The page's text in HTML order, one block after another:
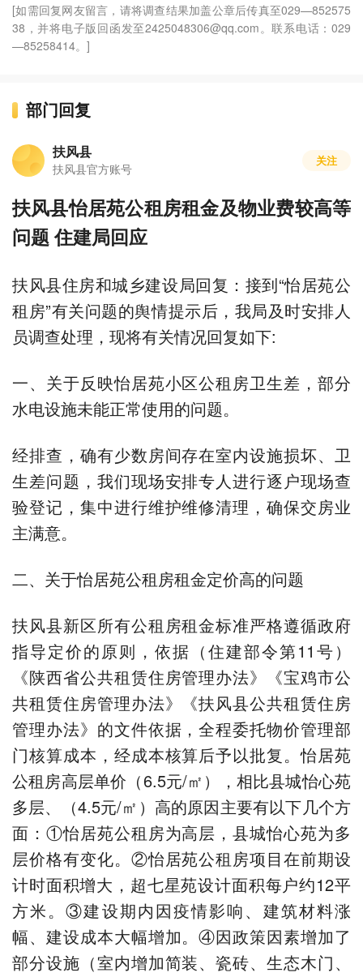
[如需回复网友留言，请将调查结果加盖公章后传真至029—852575
38，并将电子版回函发至2425048306@qq.com。联系电话：029
—85258414。]
部门回复
扶风县
扶风县官方账号
关注
扶风县怡居苑公租房租金及物业费较高等
问题 住建局回应
扶风县住房和城乡建设局回复：接到“怡居苑公
租房”有关问题的舆情提示后，我局及时安排人
员调查处理，现将有关情况回复如下:
一、关于反映怡居苑小区公租房卫生差，部分
水电设施未能正常使用的问题。
经排查，确有少数房间存在室内设施损坏、卫
生差问题，我们现场安排专人进行逐户现场查
验登记，集中进行维护维修清理，确保交房业
主满意。
二、关于怡居苑公租房租金定价高的问题
扶风县新区所有公租房租金标准严格遵循政府
指导定价的原则，依据（住建部令第11号）
《陕西省公共租赁住房管理办法》《宝鸡市公
共租赁住房管理办法》《扶风县公共租赁住房
管理办法》的文件依据，全程委托物价管理部
门核算成本，经成本核算后予以批复。怡居苑
公租房高层单价（6.5元/㎡），相比县城怡心苑
多层、（4.5元/㎡）高的原因主要有以下几个方
面：①怡居苑公租房为高层，县城怡心苑为多
层价格有变化。②怡居苑公租房项目在前期设
计时面积增大，超七星苑设计面积每户约12平
方米。③建设期内因疫情影响、建筑材料涨
幅、建设成本大幅增加。④因政策因素增加了
部分设施（室内增加简装、瓷砖、生态木门、